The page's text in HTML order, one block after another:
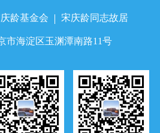
龄基金会 宋庆龄同志故居
市海淀区玉渊潭南路11号